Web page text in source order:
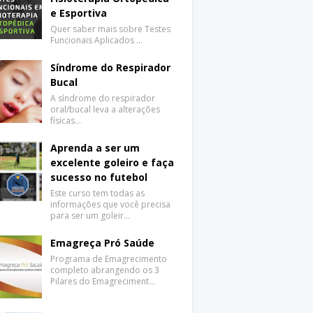
e Esportiva
Quer saber mais sobre Testes
Funcionais Aplicados …
Síndrome do Respirador
Bucal
A síndrome do respirador
oral/bucal leva a alterações
físicas…
Aprenda a ser um
excelente goleiro e faça
sucesso no futebol
Este curso tem todas as
informações que você precisa
para ser um goleir…
Emagreça Pró Saúde
Programa de Emagrecimento
completo abrangendo os 3
Pilares do Emagreciment…